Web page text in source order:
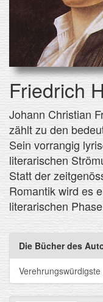
Friedrich
Johann Christian
zählt zu den
Sein vorrangig
literarischen
Statt der
Romantik wird es
literarischen
Die Bücher des